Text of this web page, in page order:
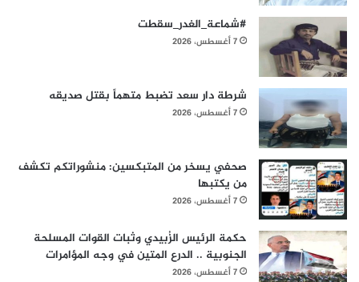
#شماعة_الغدر_سقطت
7 أغسطس، 2026
شرطة دار سعد تضبط متهماً بقتل صديقه
7 أغسطس، 2026
صحفي يسخر من المتبكسين: منشوراتكم تكشف
من يكتبها
7 أغسطس، 2026
حكمة الرئيس الزُبيدي وثبات القوات المسلحة
الجنوبية .. الدرع المتين في وجه المؤامرات
7 أغسطس، 2026